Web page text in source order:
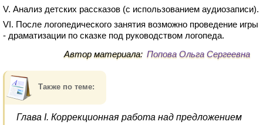
V. Анализ детских рассказов (с использованием аудиозаписи).
VI. После логопедического занятия возможно проведение игры
- драматизации по сказке под руководством логопеда.
Автор материала: Попова Ольга Сергеевна
Также по теме:
Глава I. Коррекционная работа над предложением